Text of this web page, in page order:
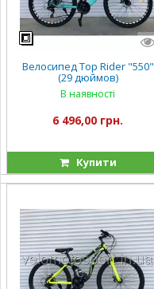
Велосипед Top Rider "550"
(29 дюймов)
В наявності
6 496,00 грн.
Купити